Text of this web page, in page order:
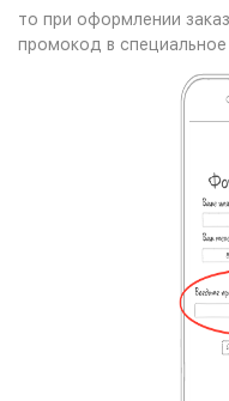
то при оформлении
промокод в